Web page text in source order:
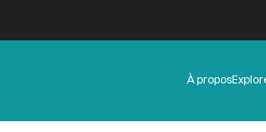
Menu
de
À propos